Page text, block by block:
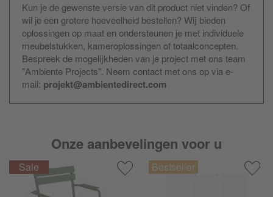
Kun je de gewenste versie van dit product niet vinden? Of
wil je een grotere hoeveelheid bestellen? Wij bieden
oplossingen op maat en ondersteunen je met individuele
meubelstukken, kameroplossingen of totaalconcepten.
Bespreek de mogelijkheden van je project met ons team
"Ambiente Projects". Neem contact met ons op via e-
mail: projekt@ambientedirect.com
Onze aanbevelingen voor u